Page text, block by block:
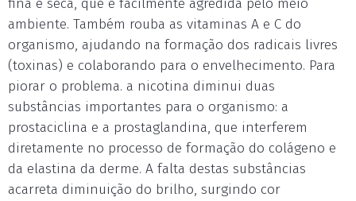
fina e seca, que é facilmente agredida pelo meio
ambiente. Também rouba as vitaminas A e C do
organismo, ajudando na formação dos radicais livres
(toxinas) e colaborando para o envelhecimento. Para
piorar o problema. a nicotina diminui duas
substâncias importantes para o organismo: a
prostaciclina e a prostaglandina, que interferem
diretamente no processo de formação do colágeno e
da elastina da derme. A falta destas substâncias
acarreta diminuição do brilho, surgindo cor